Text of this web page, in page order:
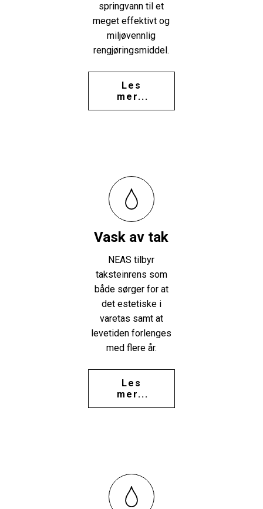
springvann til et
meget effektivt og
miljøvennlig
rengjøringsmiddel.
Les
mer...
Vask av tak
NEAS tilbyr
taksteinrens som
både sørger for at
det estetiske i
varetas samt at
levetiden forlenges
med flere år.
Les
mer...